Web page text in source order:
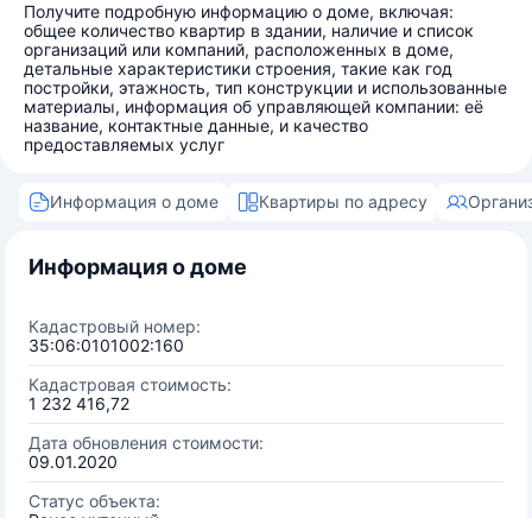
Получите подробную информацию о доме, включая:
общее количество квартир в здании, наличие и список
организаций или компаний, расположенных в доме,
детальные характеристики строения, такие как год
постройки, этажность, тип конструкции и использованные
материалы, информация об управляющей компании: её
название, контактные данные, и качество
предоставляемых услуг
Информация о доме Квартиры по адресу
Информация о доме
Кадастровый номер:
35:06:0101002:160
Кадастровая стоимость:
1 232 416,72
Дата обновления стоимости:
09.01.2020
Статус объекта: